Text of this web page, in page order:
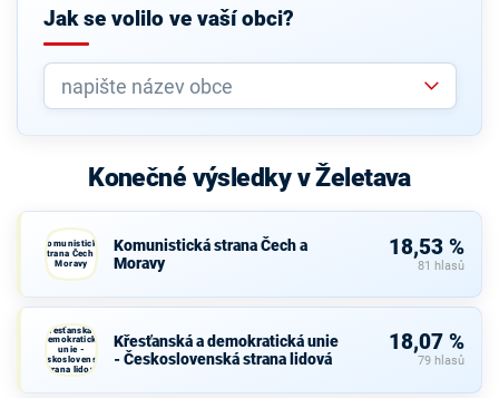
Jak se volilo ve vaší obci?
Konečné výsledky v Želetava
Komunistická
strana Čech a
Moravy
Komunistická strana Čech a
Moravy
18,53 %
81 hlasů
Křesťanská a
demokratická
unie -
Československá
strana lidová
Křesťanská a demokratická unie
- Československá strana lidová
18,07 %
79 hlasů